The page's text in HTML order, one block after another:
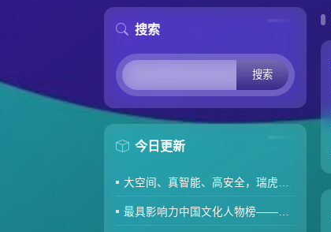
搜索
Search
今日更新
大空间、真智能、高安全，瑞虎8 PLUS非凡冠军为何更适合多孩家庭？
最具影响力中国文化人物榜——焦成温